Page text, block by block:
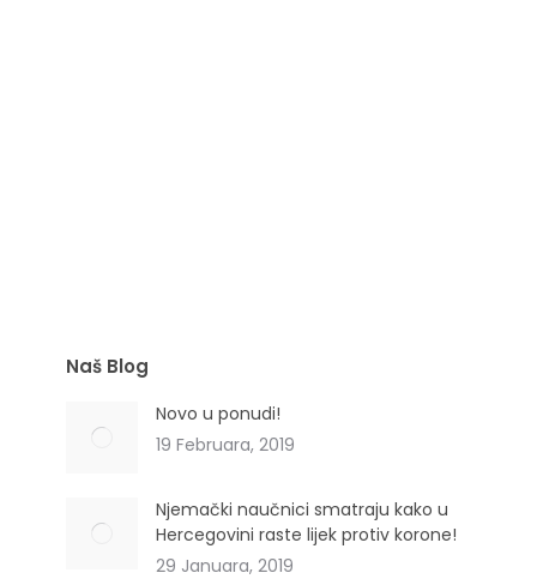
Naš Blog
Novo u ponudi!
19 Februara, 2019
Njemački naučnici smatraju kako u
Hercegovini raste lijek protiv korone!
29 Januara, 2019